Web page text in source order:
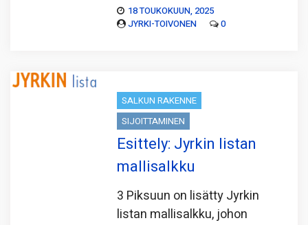
18 TOUKOKUUN, 2025
JYRKI-TOIVONEN
0
SALKUN RAKENNE
SIJOITTAMINEN
Esittely: Jyrkin listan
mallisalkku
3 Piksuun on lisätty Jyrkin
listan mallisalkku, johon